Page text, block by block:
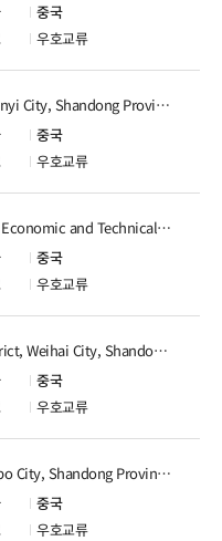
중국
우호교류
중국
산둥성 린이시 란산구( Lanshan District, Linyi City, Shandong Province )
우호교류
중국
산둥성 웨이하이시 경제기술개발구( Weihai Economic and Technical Development Zone，Shandong Province )
우호교류
중국
산둥성 웨이하이시 환추이구( Huancui District, Weihai City, Shandong Province )
우호교류
중국
산둥성 쯔보시 보산구( Boshan District, Zibo City, Shandong Province )
우호교류